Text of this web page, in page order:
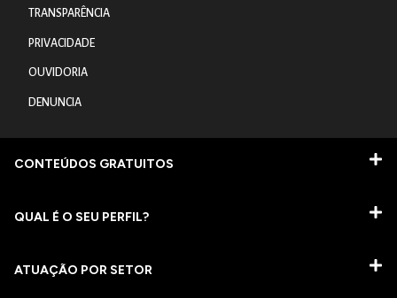
TRANSPARÊNCIA
PRIVACIDADE
OUVIDORIA
DENUNCIA
CONTEÚDOS GRATUITOS
QUAL É O SEU PERFIL?
ATUAÇÃO POR SETOR